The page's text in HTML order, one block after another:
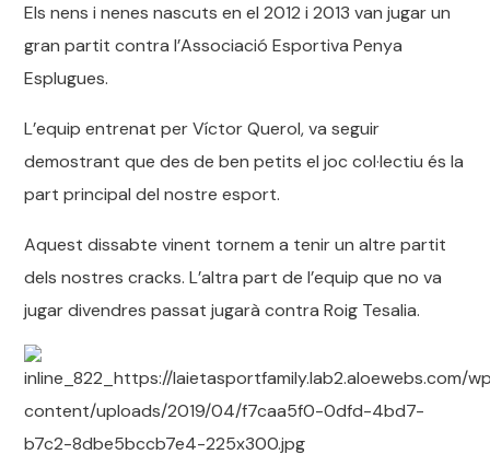
Els nens i nenes nascuts en el 2012 i 2013 van jugar un
gran partit contra l’Associació Esportiva Penya
Esplugues.
L’equip entrenat per Víctor Querol, va seguir
demostrant que des de ben petits el joc col·lectiu és la
part principal del nostre esport.
Aquest dissabte vinent tornem a tenir un altre partit
dels nostres cracks. L’altra part de l’equip que no va
jugar divendres passat jugarà contra Roig Tesalia.